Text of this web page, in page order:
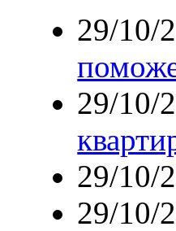
29/10/
29/10/
29/10/
29/10/